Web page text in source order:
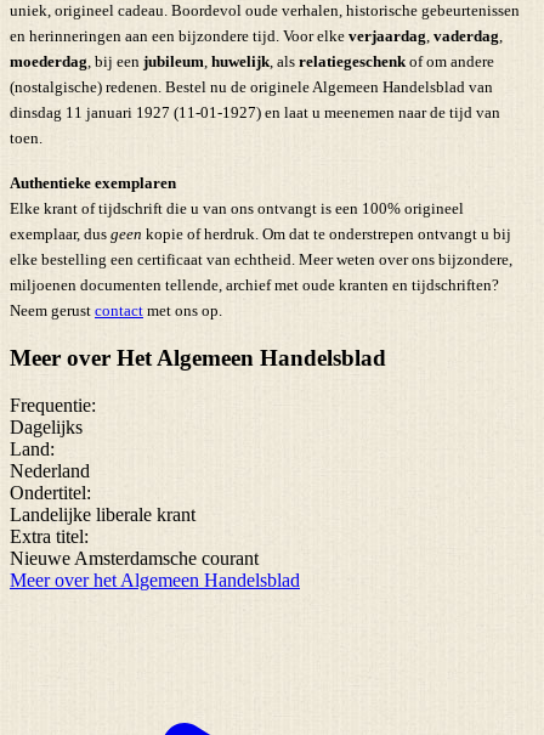
uniek, origineel cadeau. Boordevol oude verhalen, historische gebeurtenissen
en herinneringen aan een bijzondere tijd. Voor elke verjaardag vaderdag
moederdag , bij een jubileum huwelijk , als relatiegeschenk of om andere
(nostalgische) redenen. Bestel nu de originele Algemeen Handelsblad van
dinsdag 11 januari 1927 (11-01-1927) en laat u meenemen naar de tijd van
toen.
Authentieke exemplaren
Elke krant of tijdschrift die u van ons ontvangt is een 100% origineel
exemplaar, dus geen kopie of herdruk. Om dat te onderstrepen ontvangt u bij
elke bestelling een certificaat van echtheid. Meer weten over ons bijzondere,
miljoenen documenten tellende, archief met oude kranten en tijdschriften?
Neem gerust contact met ons op.
Meer over Het Algemeen Handelsblad
Frequentie:
Dagelijks
Land:
Nederland
Ondertitel:
Landelijke liberale krant
Extra titel:
Nieuwe Amsterdamsche courant
Meer over het Algemeen Handelsblad